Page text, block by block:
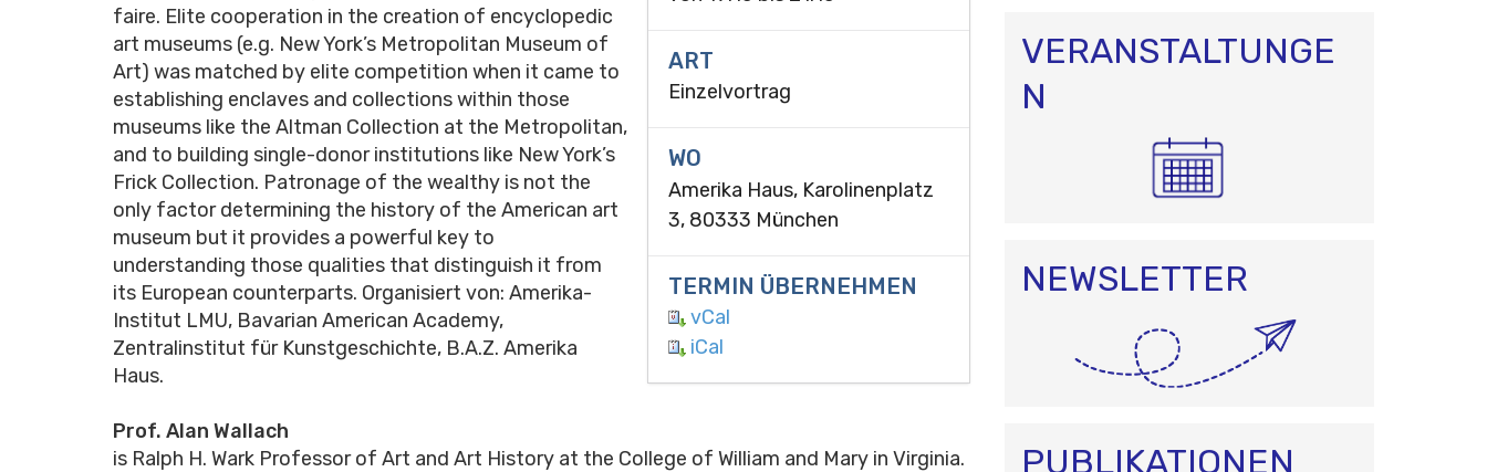
ART
Einzelvortrag
WO
Amerika Haus, Karolinenplatz
3, 80333 München
TERMIN ÜBERNEHMEN
vCal
iCal
faire. Elite cooperation in the creation of encyclopedic
art museums (e.g. New York’s Metropolitan Museum of
Art) was matched by elite competition when it came to
establishing enclaves and collections within those
museums like the Altman Collection at the Metropolitan,
and to building single-donor institutions like New York’s
Frick Collection. Patronage of the wealthy is not the
only factor determining the history of the American art
museum but it provides a powerful key to
understanding those qualities that distinguish it from
its European counterparts. Organisiert von: Amerika-
Institut LMU, Bavarian American Academy,
Zentralinstitut für Kunstgeschichte, B.A.Z. Amerika
Haus.
Prof. Alan Wallach
is Ralph H. Wark Professor of Art and Art History at the College of William and Mary in Virginia.
VERANSTALTUNGE
N
NEWSLETTER
PUBLIKATIONEN